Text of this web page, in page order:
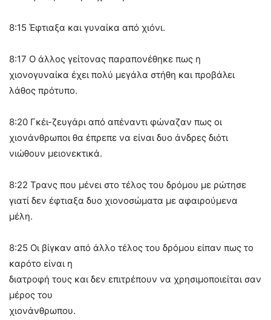
8:15 Έφτιαξα και γυναίκα από χιόνι.
8:17 Ο άλλος γείτονας παραπονέθηκε πως η
χιονογυναίκα έχει πολύ μεγάλα στήθη και προβάλει
λάθος πρότυπο.
8:20 Γκέι-ζευγάρι από απέναντι φώναζαν πως οι
χιονάνθρωποι θα έπρεπε να είναι δυο άνδρες διότι
νιώθουν μειονεκτικά.
8:22 Τρανς που μένει στο τέλος του δρόμου με ρώτησε
γιατί δεν έφτιαξα δυο χιονοσώματα με αφαιρούμενα
μέλη.
8:25 Οι βίγκαν από άλλο τέλος του δρόμου είπαν πως το
καρότο είναι η
διατροφή τους και δεν επιτρέπουν να χρησιμοποιείται σαν
μέρος του
χιονάνθρωπου.